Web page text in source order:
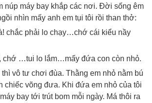
núp máy bay khắp các nơi. Đời sống êm
nhìn mấy anh em tụi tôi rồi than thở:
chắc phải lo chạy…chớ cái kiểu nầy
chớ …tui lo lắm…mấy đứa con còn nhỏ.
vô tư chơi đùa. Thằng em nhỏ nằm bú
chiếc võng đưa. Khi đứa em nhỏ của tôi
bay tới trút bom mỗi ngày. Má thôi ra